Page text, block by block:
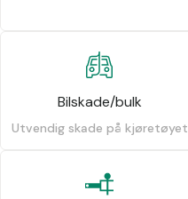
Bilskade/bulk
Utvendig skade på kjøretøyet